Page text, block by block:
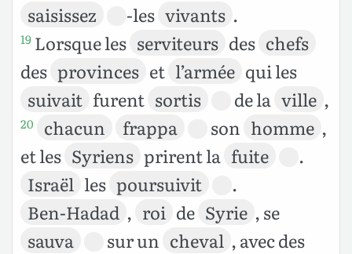
saisissez
-les vivants .
19 Lorsque les serviteurs des chefs
des provinces et l’armée qui les
suivait furent sortis de la ville ,
20 chacun frappa son homme ,
et les Syriens prirent la fuite
.
Israël les poursuivit
.
Ben-Hadad , roi de Syrie , se
sauva
sur un cheval , avec des